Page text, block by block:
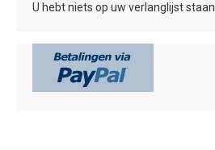
U hebt niets op uw verlanglijst staan.